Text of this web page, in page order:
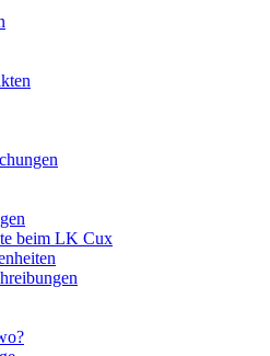
beim LK Cux